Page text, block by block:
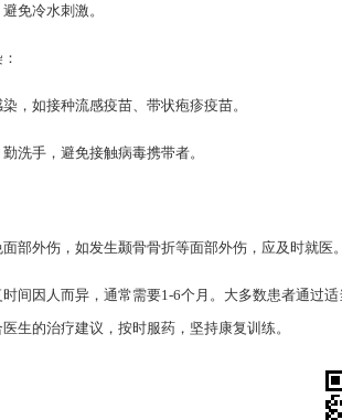
免冷水刺激。
，如接种流感疫苗、带状疱疹疫苗。
洗手，避免接触病毒携带者。
部外伤，如发生颞骨骨折等面部外伤，应及时就医
间因人而异，通常需要1-6个月。大多数患者通过
生的治疗建议，按时服药，坚持康复训练。